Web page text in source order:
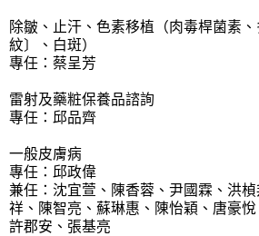
除皺、止汗、色素移植（肉毒桿菌素
紋〕、白斑）
專任：蔡呈芳
雷射及藥粧保養品諮詢
專任：邱品齊
一般皮膚病
專任：邱政偉
兼任：沈宜萱、陳香蓉、尹國霖、洪
祥、陳智亮、蘇琳惠、陳怡穎、唐豪悅
許郡安、張基亮